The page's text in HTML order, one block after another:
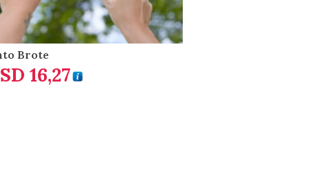
Brote
16,27